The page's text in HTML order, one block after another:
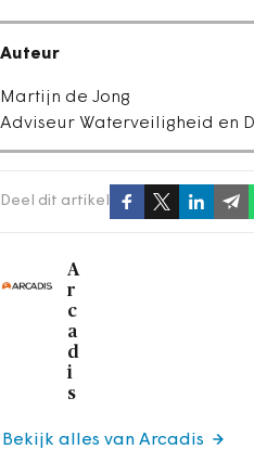
Auteur
Martijn de Jong
Adviseur Waterveiligheid en
Deel dit artikel
A
r
c
a
d
i
s
Bekijk alles van Arcadis